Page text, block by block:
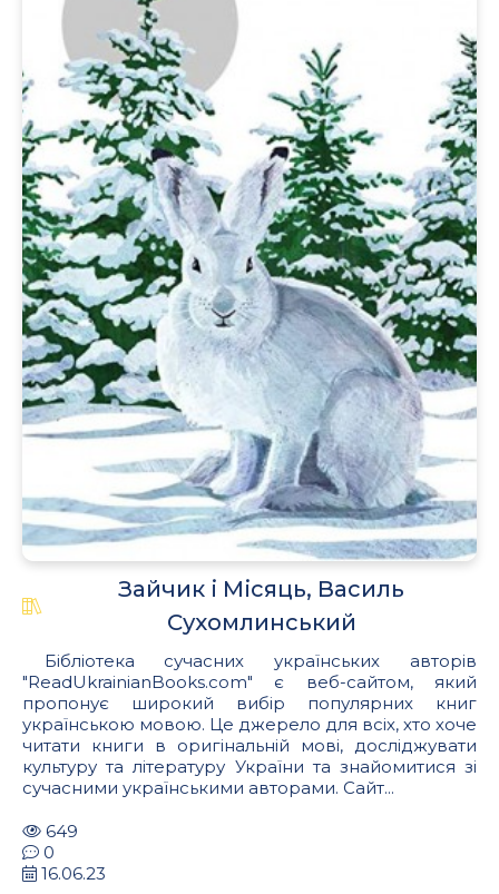
Зайчик і Місяць, Василь
Сухомлинський
Бібліотека сучасних українських авторів
"ReadUkrainianBooks.com" є веб-сайтом, який
пропонує широкий вибір популярних книг
українською мовою. Це джерело для всіх, хто хоче
читати книги в оригінальній мові, досліджувати
культуру та літературу України та знайомитися зі
сучасними українськими авторами. Сайт...
649
0
16.06.23